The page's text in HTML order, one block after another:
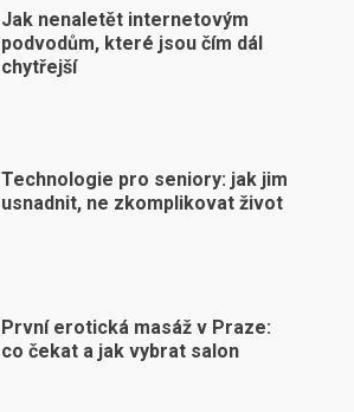
Jak nenaletět internetovým
podvodům, které jsou čím dál
chytřejší
Technologie pro seniory: jak jim
usnadnit, ne zkomplikovat život
První erotická masáž v Praze:
co čekat a jak vybrat salon